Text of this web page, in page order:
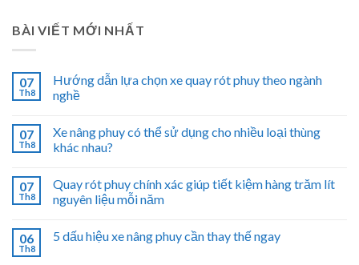
BÀI VIẾT MỚI NHẤT
07
Th8
Hướng dẫn lựa chọn xe quay rót phuy theo ngành
nghề
07
Th8
Xe nâng phuy có thể sử dụng cho nhiều loại thùng
khác nhau?
07
Th8
Quay rót phuy chính xác giúp tiết kiệm hàng trăm lít
nguyên liệu mỗi năm
06
Th8
5 dấu hiệu xe nâng phuy cần thay thế ngay